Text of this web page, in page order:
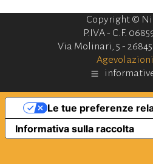
Copyright ©
P.IVA - C.F.
Via Molinari, 5 -
Informativa sulla raccolta
Le tue preferenze